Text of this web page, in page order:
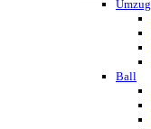
Umzug
Ball